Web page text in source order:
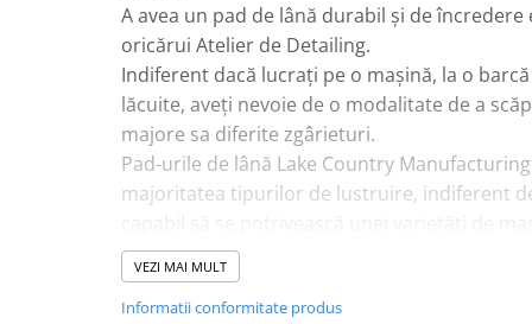
Recondiţionare Piele
Mănuşi Spălare
Prosoape Uscare
Aplicatoare Microfibră
Accesorii Detailing Auto
Pulverizatoare
A avea un pad de lână durabil și de
oricărui Atelier de Detailing.
Indiferent dacă lucrați pe o mașină, la o
lăcuite, aveți nevoie de o modalitate de a
majore sa diferite zgârieturi.
Pad-urile de lână Lake Country
majoritatea tipurilor de lustruire, indiferent
din acest pad de tăiere rotativ o opțiune
suprafață cu panouri neuniforme sau laturi
Marginile curbate sunt ideale pentru șlefuirea
VEZI MAI MULT
Informatii conformitate produs